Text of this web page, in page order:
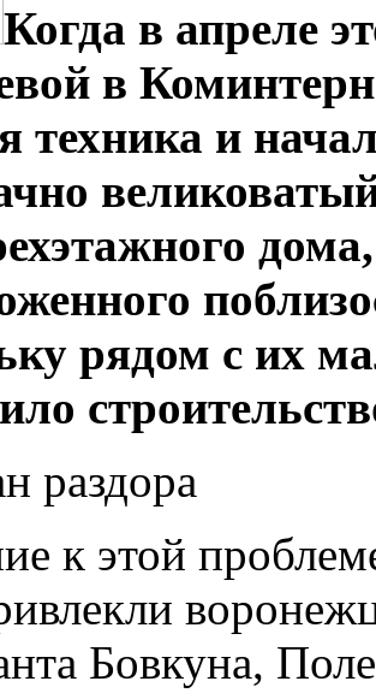
Когда в апреле
в
техника и
рядом с их
раздора
к этой
Бовкуна,